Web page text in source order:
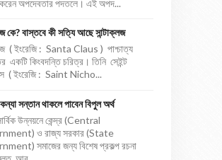
করেন অপদেবতার পদতলে। এই অপদ...
কে? বাস্তবে কী সত্যি আছে সান্টাক্লজ
( ইংরেজি : Santa Claus ) পাশ্চাত্য
একটি কিংবদন্তি চরিত্র। তিনি সেইন্ট
( ইংরেজি : Saint Nicho...
সন্তান থাকলে পাবেন বিপুল অর্থ
উন্নয়নে কেন্দ্র (Central
ও রাজ্য সরকার (State
সমাজের জন্য বিশেষ প্রকল্প রচনা